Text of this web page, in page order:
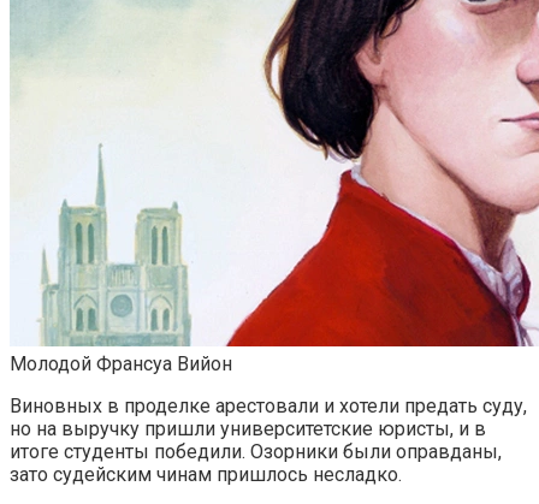
Молодой Франсуа Вийон
Виновных в проделке арестовали и хотели предать суду,
но на выручку пришли университетские юристы, и в
итоге студенты победили. Озорники были оправданы,
зато судейским чинам пришлось несладко.